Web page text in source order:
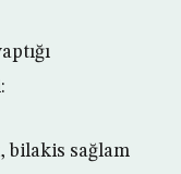
bilakis sağlam